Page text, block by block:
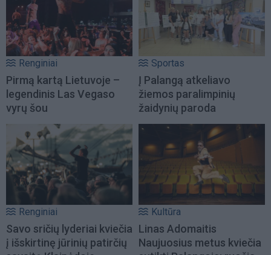
Renginiai
Pirmą kartą Lietuvoje –
legendinis Las Vegaso
vyrų šou
Sportas
Į Palangą atkeliavo
žiemos paralimpinių
žaidynių paroda
Renginiai
Savo sričių lyderiai kviečia
į išskirtinę jūrinių patirčių
Kultūra
Linas Adomaitis
Naujuosius metus kviečia